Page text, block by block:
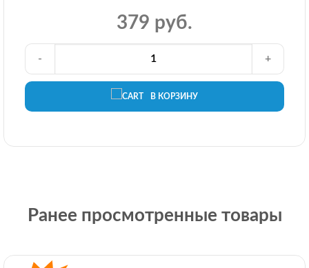
379 руб.
В КОРЗИНУ
- +
Ранее просмотренные товары